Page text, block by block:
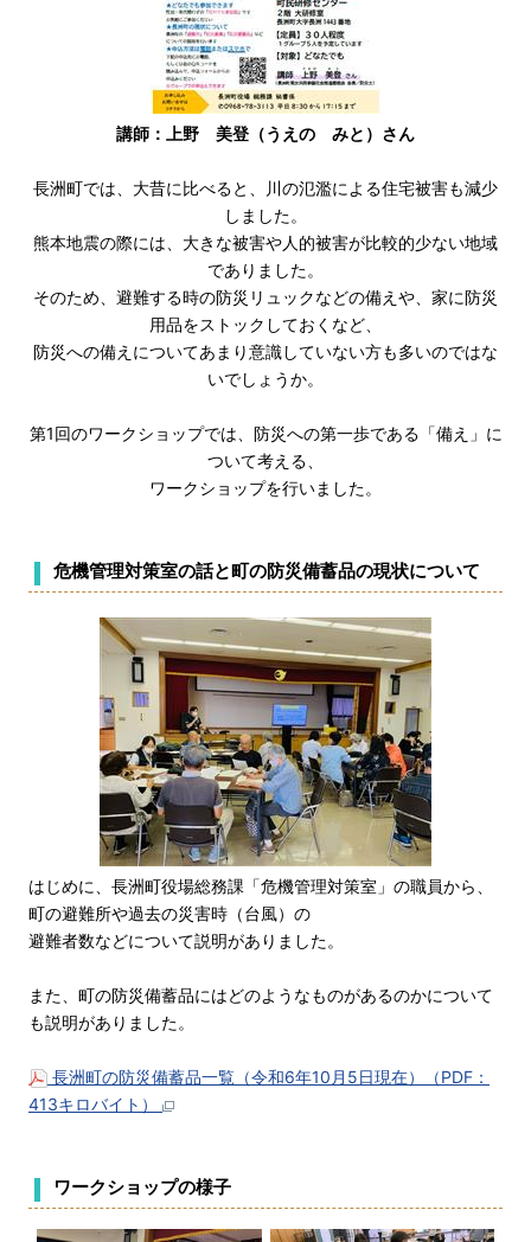
講師：上野 美登（うえの みと）さん
長洲町では、大昔に比べると、川の氾濫による住宅被害も減少
しました。
熊本地震の際には、大きな被害や人的被害が比較的少ない地域
でありました。
そのため、避難する時の防災リュックなどの備えや、家に防災
用品をストックしておくなど、
防災への備えについてあまり意識していない方も多いのではな
いでしょうか。
第1回のワークショップでは、防災への第一歩である「備え」に
ついて考える、
ワークショップを行いました。
危機管理対策室の話と町の防災備蓄品の現状について
はじめに、長洲町役場総務課「危機管理対策室」の職員から、
町の避難所や過去の災害時（台風）の
避難者数などについて説明がありました。
また、町の防災備蓄品にはどのようなものがあるのかについて
も説明がありました。
長洲町の防災備蓄品一覧（令和6年10月5日現在）（PDF：
413キロバイト）
ワークショップの様子